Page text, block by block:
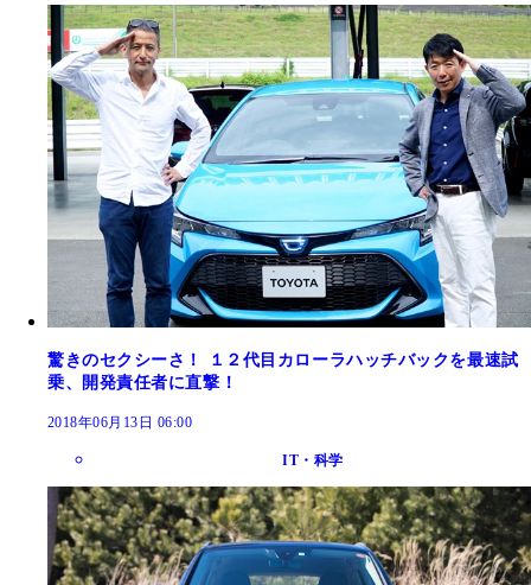
驚きのセクシーさ！ １２代目カローラハッチバックを最速試
乗、開発責任者に直撃！
2018年06月13日 06:00
IT・科学